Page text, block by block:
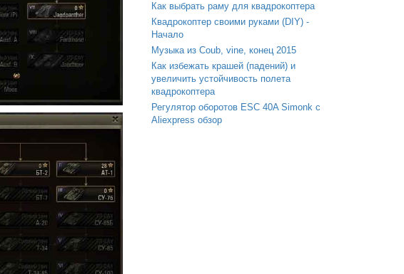
Как выбрать раму для квадрокоптера
Квадрокоптер своими руками (DIY) -
Начало
Музыка из Coub, vine, конец 2015
Как избежать крашей (падений) и
увеличить устойчивость полета
квадрокоптера
Регулятор оборотов ESC 40A Simonk с
Aliexpress обзор